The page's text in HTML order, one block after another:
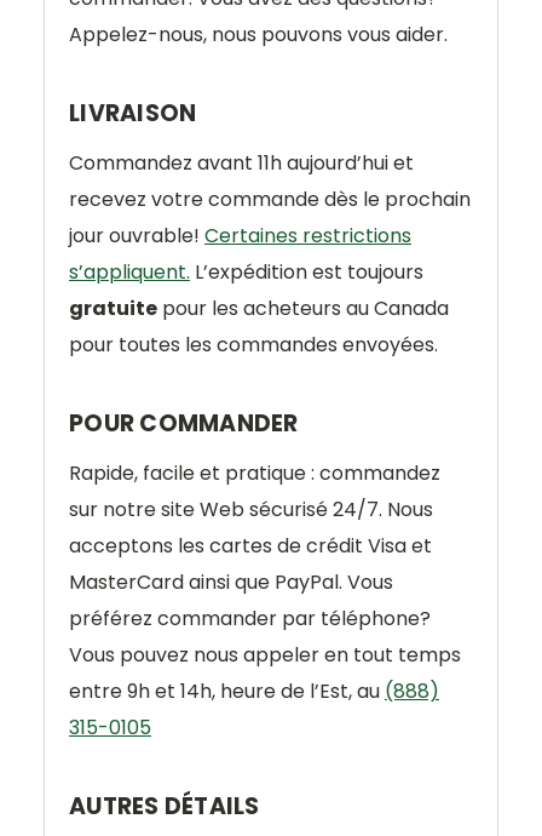
Appelez-nous, nous pouvons vous aider.
LIVRAISON
Commandez avant 11h aujourd’hui et
recevez votre commande dès le prochain
jour ouvrable! Certaines restrictions
s’appliquent. L’expédition est toujours
gratuite pour les acheteurs au Canada
pour toutes les commandes envoyées.
POUR COMMANDER
Rapide, facile et pratique : commandez
sur notre site Web sécurisé 24/7. Nous
acceptons les cartes de crédit Visa et
MasterCard ainsi que PayPal. Vous
préférez commander par téléphone?
Vous pouvez nous appeler en tout temps
entre 9h et 14h, heure de l’Est, au (888)
315-0105
AUTRES DÉTAILS